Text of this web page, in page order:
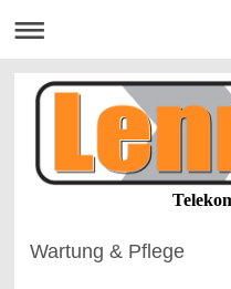
Wartung & Pflege